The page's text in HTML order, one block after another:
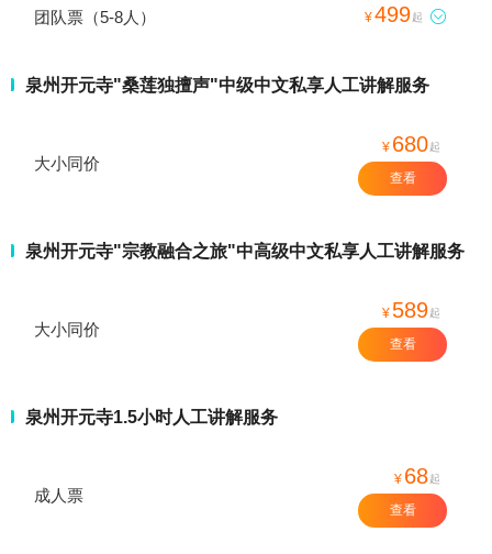
团队票（5-8人） ¥499起 
泉州开元寺"桑莲独擅声"中级中文私享人工讲解服务
大小同价
¥ 680起
查看
泉州开元寺"宗教融合之旅"中高级中文私享人工讲解服务
大小同价
¥ 589起
查看
泉州开元寺1.5小时人工讲解服务
成人票
¥ 68起
查看